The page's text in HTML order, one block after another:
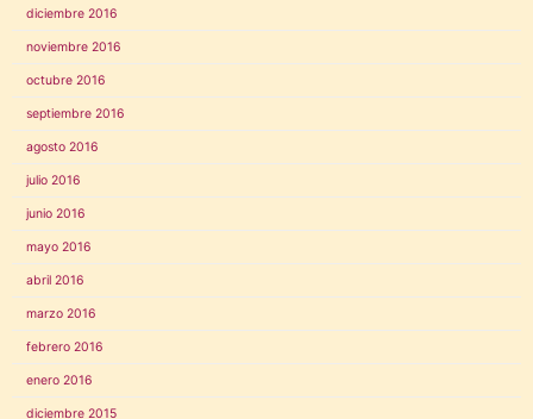
diciembre 2016
noviembre 2016
octubre 2016
septiembre 2016
agosto 2016
julio 2016
junio 2016
mayo 2016
abril 2016
marzo 2016
febrero 2016
enero 2016
diciembre 2015